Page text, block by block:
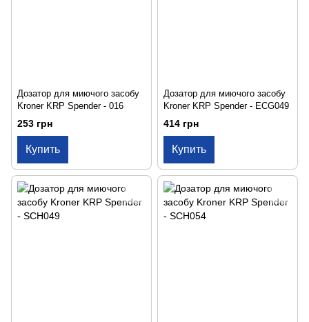
Дозатор для миючого засобу
Kroner KRP Spender - 016
253 грн
Купить
Дозатор для миючого засобу
Kroner KRP Spender - ECG049
414 грн
Купить